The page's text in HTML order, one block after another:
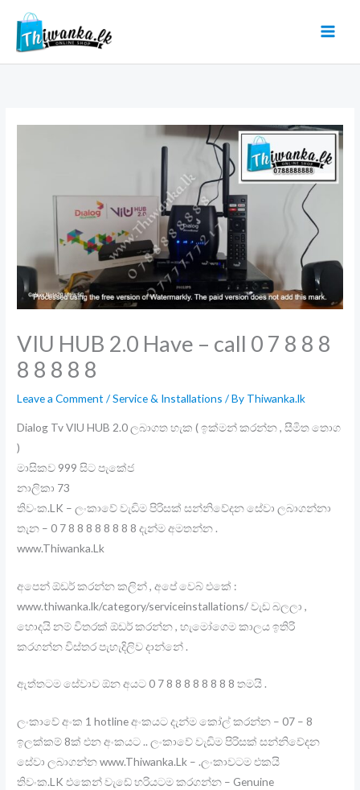
content
VIU HUB 2.0 Have – call 0 7 8 8 8
8 8 8 8 8
Leave a Comment /Service & Installations / By Thiwanka.lk
Dialog Tv VIU HUB 2.0 ලබාගත හැක ( ඉක්මන් කරන්න , සීමිත තොග
)
මාසිකව 999 සිට පැකේජ
නාලිකා 73
තිවංක.LK – ලංකාවේ වැඩිම පිරිසක් සන්නිවේදන සේවා ලබාගන්නා
තැන – 0 7 8 8 8 8 8 8 8 8 දැන්ම අමතන්න .
www.Thiwanka.Lk
අපෙන් ඕඩර් කරන්න කලින් , අපේ වෙබ් එකේ :
www.thiwanka.lk/category/serviceinstallations/ වැඩ බලලා ,
හොදයි නම් විතරක් ඕඩර් කරන්න , හැමෝගෙම කාලය ඉතිරි
කරගන්න විස්තර පැහැදිලිව දාන්නේ .
ඇත්තටම සේවාව ඕන අයට 0 7 8 8 8 8 8 8 8 8 තමයි .
ලංකාවේ අංක 1 hotline අංකයට දැන්ම කෝල් කරන්න – 07 – 8
ඉලක්කම් 8ක් එන අංකයට .. ලංකාවේ වැඩිම පිරිසක් සන්නිවේදන
සේවා ලබාගන්න www.Thiwanka.Lk – .ලංකාවටම එකයි
තිවංක.LK එකෙන් වැඩේ හරියටම කරගන්න – Genuine